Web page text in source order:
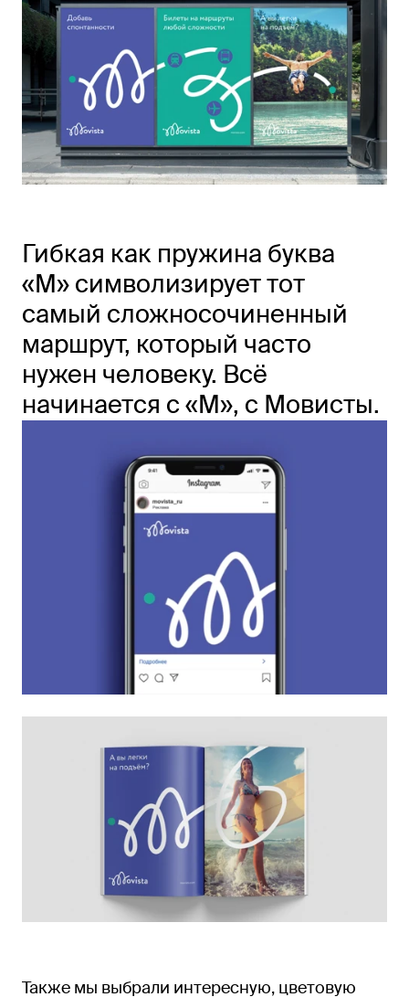
Гибкая как пружина буква
«M» символизирует тот
самый сложносочиненный
маршрут, который часто
нужен человеку. Всё
начинается с «M», c Мовисты.
Также мы выбрали интересную, цветовую